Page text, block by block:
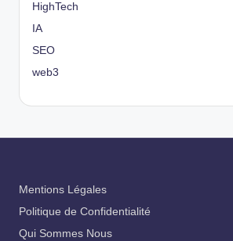
HighTech
IA
SEO
web3
Mentions Légales
Politique de Confidentialité
Qui Sommes Nous